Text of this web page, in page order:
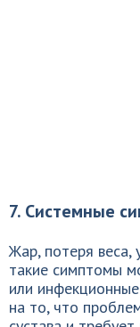
7. Системные
Жар, потеря веса,
такие симптомы
или
на то, что